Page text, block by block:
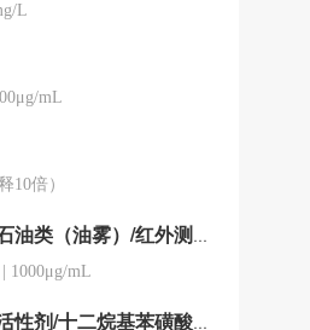
L
mL
10倍）
（油雾）/红外测油仪用
1000μg/mL
剂/十二烷基苯磺酸钠